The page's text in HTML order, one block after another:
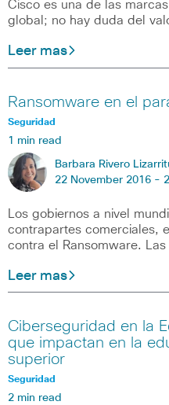
Cisco es una de las
global; no hay duda del
Leer mas
Ransomware en el
Seguridad
1 min read
Barbara Rivero
22 November 2016 -
Los gobiernos a nivel
contrapartes comerciales,
contra el Ransomware.
Leer mas
Ciberseguridad en la
que impactan en la
superior
Seguridad
2 min read